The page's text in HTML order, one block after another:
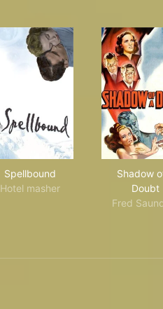
Spellbound
Hotel masher
Shadow
Doubt
Fred